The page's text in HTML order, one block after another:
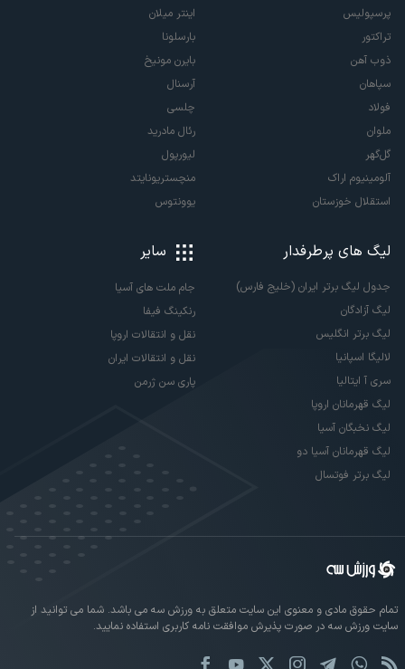
پرسپولیس
تراکتور
ذوب آهن
سپاهان
فولاد
ملوان
گل‌گهر
آلومینیوم اراک
استقلال خوزستان
اینتر میلان
بارسلونا
بایرن مونیخ
آرسنال
چلسی
رئال مادرید
لیورپول
منچستریونایتد
یوونتوس
لیگ های پرطرفدار
جدول لیگ برتر ایران (خلیج فارس)
لیگ آزادگان
لیگ برتر انگلیس
لالیگا اسپانیا
سری آ ایتالیا
لیگ قهرمانان اروپا
لیگ نخبگان آسیا
لیگ قهرمانان آسیا دو
لیگ برتر فوتسال
سایر
جام ملت های آسیا
رنکینگ فیفا
نقل و انتقالات اروپا
نقل و انتقالات ایران
پاری سن ژرمن
تمام حقوق مادی و معنوی این سایت متعلق به ورزش سه می باشد. شما می توانید از
سایت ورزش سه در صورت پذیرش موافقت نامه کاربری استفاده نمایید.